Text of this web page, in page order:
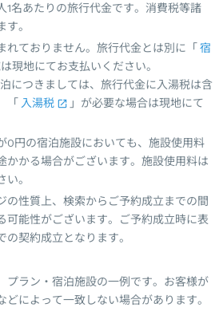
1名あたりの旅行代金です。消費税等諸
。
れておりません。旅行代金とは別に「 宿
現地にてお支払いください。
につきましては、旅行代金に入湯税は含
「 入湯税
」が必要な場合は現地にて
0円の宿泊施設においても、施設使用料
かかる場合がございます。施設使用料は
。
の性質上、検索からご予約成立までの間
可能性がございます。ご予約成立時に表
契約成立となります。
プラン・宿泊施設の一例です。お客様が
によって一致しない場合があります。